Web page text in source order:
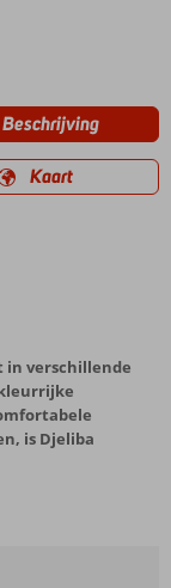
Beschrijving
Kaart
in verschillende
is Djeliba